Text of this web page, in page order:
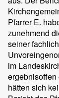
Pfarrer E.
zunehmend
seiner
im
ergebnisoffen
hätten sich